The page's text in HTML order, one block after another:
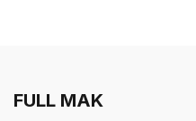
FULL MAK